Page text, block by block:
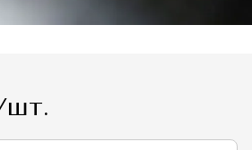
шт.